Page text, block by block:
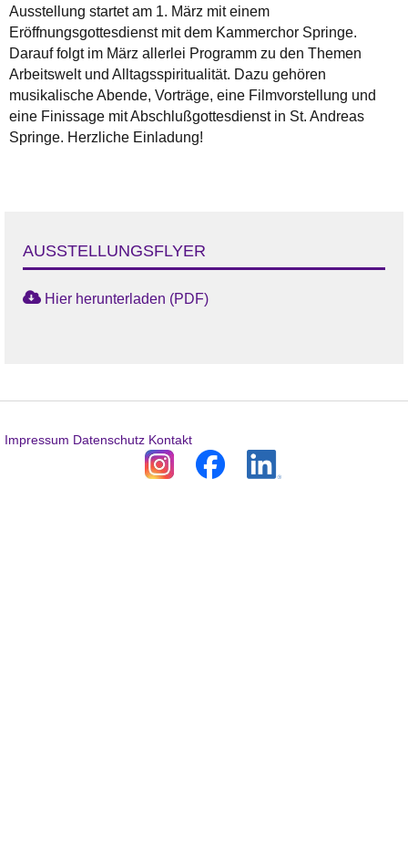
Ausstellung startet am 1. März mit einem
Eröffnungsgottesdienst mit dem Kammerchor Springe.
Darauf folgt im März allerlei Programm zu den Themen
Arbeitswelt und Alltagsspiritualität. Dazu gehören
musikalische Abende, Vorträge, eine Filmvorstellung und
eine Finissage mit Abschlußgottesdienst in St. Andreas
Springe. Herzliche Einladung!
AUSSTELLUNGSFLYER
Hier herunterladen (PDF)
Impressum Datenschutz Kontakt